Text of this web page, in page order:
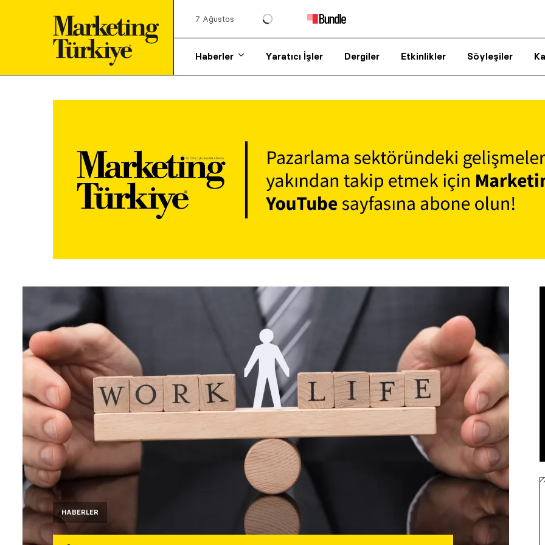
7 Ağustos
Haberler Yaratıcı İşler Dergiler Etkinlikler Söyleşiler
HABERLER